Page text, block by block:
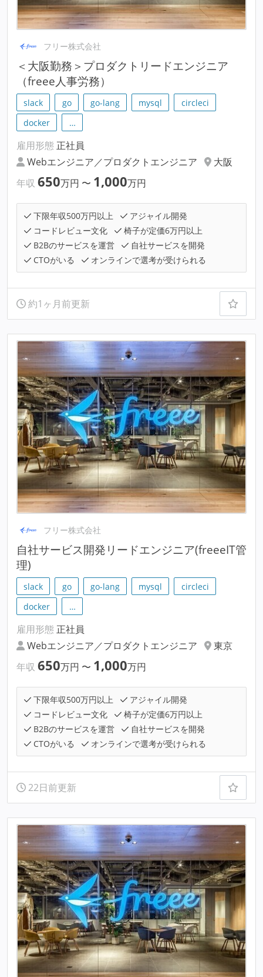
フリー株式会社
＜大阪勤務＞プロダクトリードエンジニア
（freee人事労務）
slack go go-lang mysql
circleci
docker
…
雇用形態 正社員
Webエンジニア／プロダクトエンジニア
大阪
年収 650万円 〜 1,000万円
下限年収500万円以上
アジャイル開発
コードレビュー文化
椅子が定価6万円以上
B2Bのサービスを運営
自社サービスを開発
CTOがいる
オンラインで選考が受けられる
約1ヶ月前更新
フリー株式会社
自社サービス開発リードエンジニア(freeeIT管
理)
slack go go-lang mysql
circleci
docker
…
雇用形態 正社員
Webエンジニア／プロダクトエンジニア
東京
年収 650万円 〜 1,000万円
下限年収500万円以上
アジャイル開発
コードレビュー文化
椅子が定価6万円以上
B2Bのサービスを運営
自社サービスを開発
CTOがいる
オンラインで選考が受けられる
22日前更新